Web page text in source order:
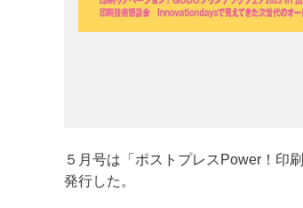
５月号は「ポストプレスPower！印
発行した。